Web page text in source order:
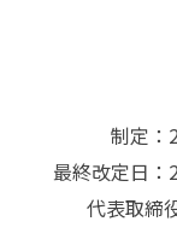
制定：
最終改定日：
代表取